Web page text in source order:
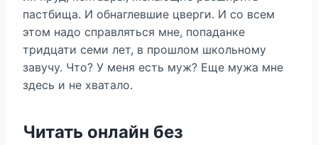
пастбища. И обнаглевшие цверги. И со всем
этом надо справляться мне, попаданке
тридцати семи лет, в прошлом школьному
завучу. Что? У меня есть муж? Еще мужа мне
здесь и не хватало.
Читать онлайн без